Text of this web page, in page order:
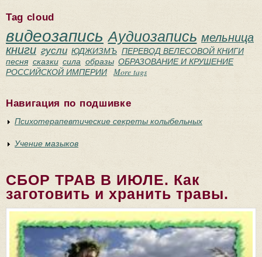
Tag cloud
видеозапись Аудиозапись мельница
книги гусли ЮДЖИЗМЪ ПЕРЕВОД ВЕЛЕСОВОЙ КНИГИ
песня сказки сила образы ОБРАЗОВАНИЕ И КРУШЕНИЕ
РОССИЙСКОЙ ИМПЕРИИ
More tags
Навигация по подшивке
Психотерапевтические секреты колыбельных
Учение мазыков
СБОР ТРАВ В ИЮЛЕ. Как
заготовить и хранить травы.